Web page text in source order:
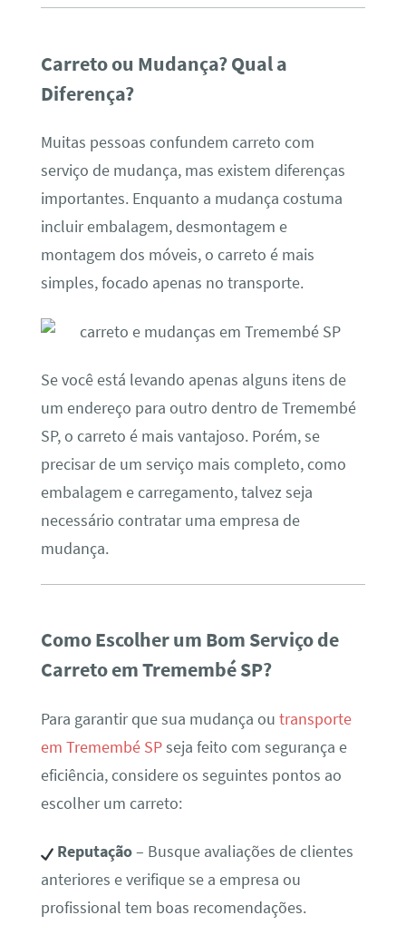
Carreto ou Mudança? Qual a
Diferença?
Muitas pessoas confundem carreto com
serviço de mudança, mas existem diferenças
importantes. Enquanto a mudança costuma
incluir embalagem, desmontagem e
montagem dos móveis, o carreto é mais
simples, focado apenas no transporte.
Se você está levando apenas alguns itens de
um endereço para outro dentro de Tremembé
SP, o carreto é mais vantajoso. Porém, se
precisar de um serviço mais completo, como
embalagem e carregamento, talvez seja
necessário contratar uma empresa de
mudança.
Como Escolher um Bom Serviço de
Carreto em Tremembé SP?
Para garantir que sua mudança ou transporte
em Tremembé SPseja feito com segurança e
eficiência, considere os seguintes pontos ao
escolher um carreto:
Reputação– Busque avaliações de clientes
anteriores e verifique se a empresa ou
profissional tem boas recomendações.